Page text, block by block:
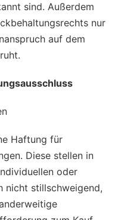
sind. Außerdem
nur
auf dem
Haftung für
Diese stellen in
oder
nicht stillschweigend,